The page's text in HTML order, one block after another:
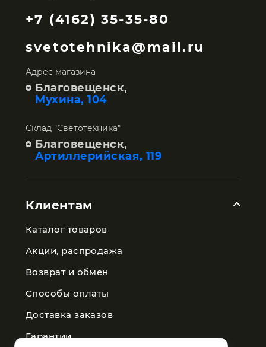
+7 (4162) 35-35-80
svetotehnika@mail.ru
Адрес магазина
Благовещенск,
Мухина, 104
Склад "Светотехника"
Благовещенск,
Артиллерийская, 119
Клиентам
Каталог товаров
Акции, распродажа
Возврат и обмен
Способы оплаты
Доставка заказов
Гарантии